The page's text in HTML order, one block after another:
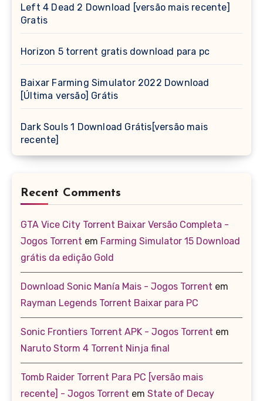
Left 4 Dead 2 Download [versão mais recente]
Gratis
Horizon 5 torrent gratis download para pc
Baixar Farming Simulator 2022 Download
[Última versão] Grátis
Dark Souls 1 Download Grátis[versão mais
recente]
Recent Comments
GTA Vice City Torrent Baixar Versão Completa -
Jogos Torrent em Farming Simulator 15 Download
grátis da edição Gold
Download Sonic Manía Mais - Jogos Torrent em
Rayman Legends Torrent Baixar para PC
Sonic Frontiers Torrent APK - Jogos Torrent em
Naruto Storm 4 Torrent Ninja final
Tomb Raider Torrent Para PC [versão mais
recente] - Jogos Torrent em State of Decay